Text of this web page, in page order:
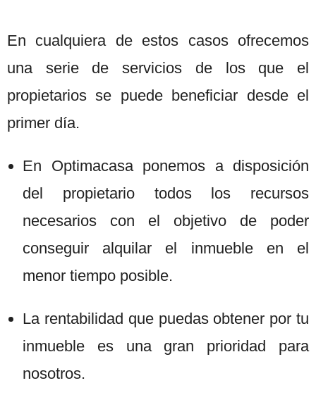
En cualquiera de estos casos ofrecemos
una serie de servicios de los que el
propietarios se puede beneficiar desde el
primer día.
En Optimacasa ponemos a disposición
del propietario todos los recursos
necesarios con el objetivo de poder
conseguir alquilar el inmueble en el
menor tiempo posible.
La rentabilidad que puedas obtener por tu
inmueble es una gran prioridad para
nosotros.